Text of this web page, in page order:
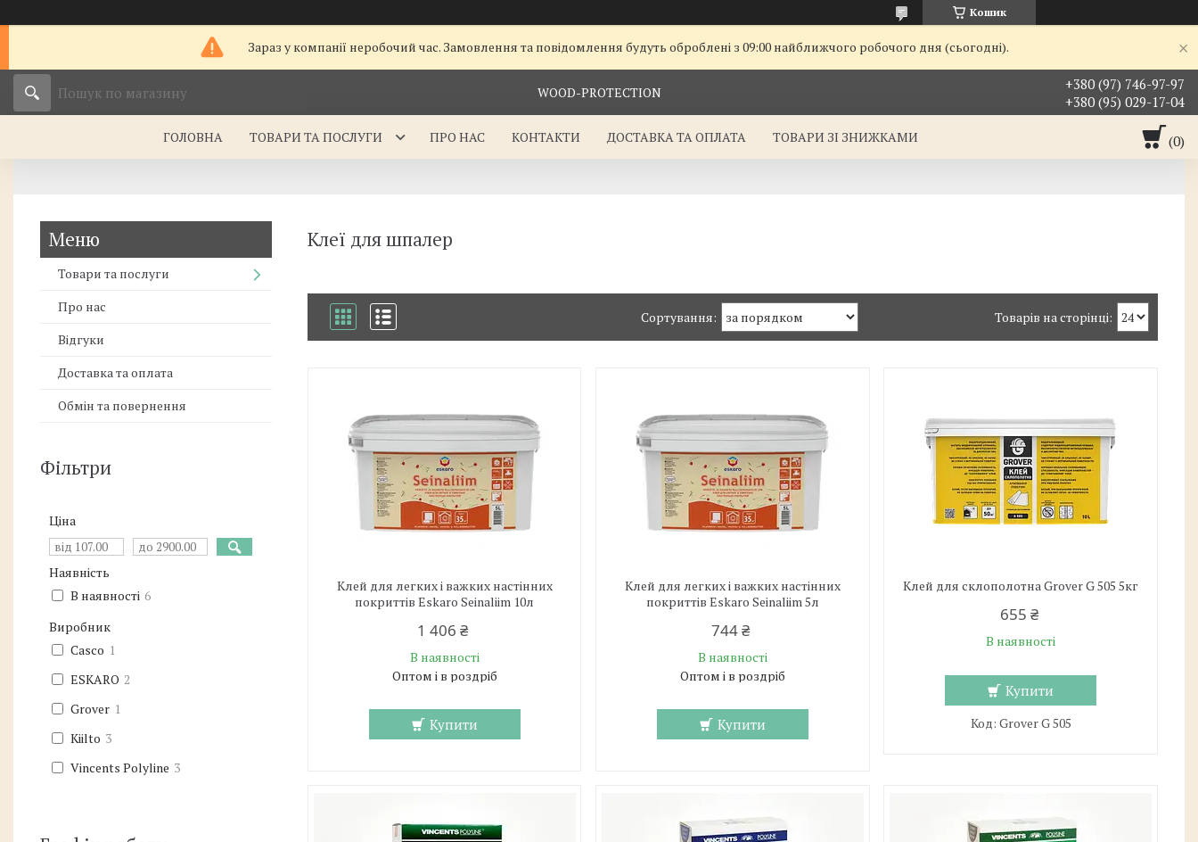
Кошик
Зараз у компанії неробочий час. Замовлення та повідомлення будуть оброблені з 09:00 найближчого робочого дня (сьогодні).
WOOD-PROTECTION
+380 (97) 746-97-97
+380 (95) 029-17-04
ГОЛОВНА ТОВАРИ ТА ПОСЛУГИ ПРО НАС КОНТАКТИ ДОСТАВКА ТА ОПЛАТА ТОВАРИ ЗІ ЗНИЖКАМИ
Клеї для шпалер
Клей для легких і важких настінних
покриттів Eskaro Seinaliim 10л
1 406 ₴
В наявності
Оптом і в роздріб
Купити
Клей для легких і важких настінних
покриттів Eskaro Seinaliim 5л
744 ₴
В наявності
Оптом і в роздріб
Купити
Клей для склополотна Grover G 505 5кг
655 ₴
В наявності
Купити
Grover G 505
Товари та послуги
Про нас
Відгуки
Доставка та оплата
Обмін та повернення
Фільтри
Ціна
Наявність
В наявності 6
Виробник
Casco 1
ESKARO 2
Grover 1
Kiilto 3
Vincents Polyline 3